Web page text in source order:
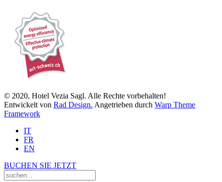
© 2020, Hotel Vezia Sagl. Alle Rechte vorbehalten!
Entwickelt von Rad Design. Angetrieben durch Warp Theme
Framework
IT
FR
EN
BUCHEN SIE JETZT